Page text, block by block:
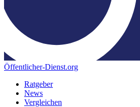
Öffentlicher-Dienst.org
Ratgeber
News
Vergleichen